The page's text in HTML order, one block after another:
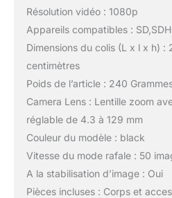
Résolution vidéo : 1080p
Appareils compatibles :
Dimensions du colis (L x l x h) :
centimètres
Poids de l’article : 240
Camera Lens : Lentille zoom
réglable de 4.3 à 129 mm
Couleur du modèle : black
Vitesse du mode rafale : 50
A la stabilisation d’image : Oui
Pièces incluses : Corps et